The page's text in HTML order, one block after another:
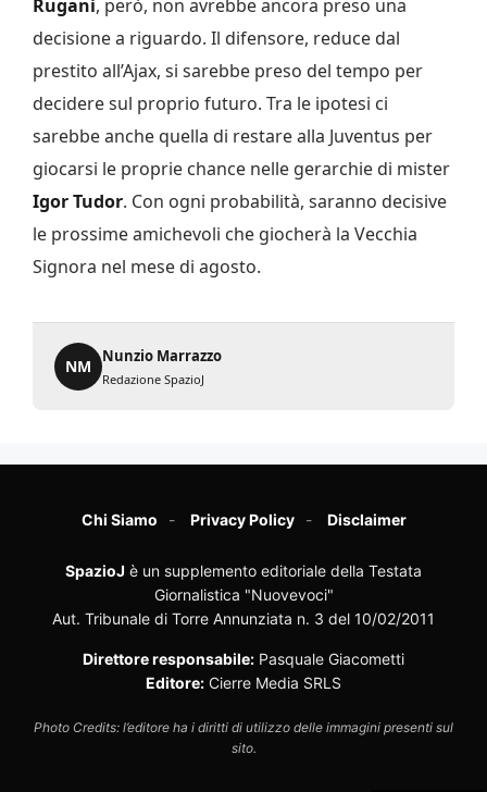
Rugani, però, non avrebbe ancora preso una
decisione a riguardo. Il difensore, reduce dal
prestito all’Ajax, si sarebbe preso del tempo per
decidere sul proprio futuro. Tra le ipotesi ci
sarebbe anche quella di restare alla Juventus per
giocarsi le proprie chance nelle gerarchie di mister
Igor Tudor. Con ogni probabilità, saranno decisive
le prossime amichevoli che giocherà la Vecchia
Signora nel mese di agosto.
NM
Nunzio Marrazzo
Redazione SpazioJ
Chi Siamo Privacy Policy Disclaimer
SpazioJ è un supplemento editoriale della Testata
Giornalistica "Nuovevoci"
Aut. Tribunale di Torre Annunziata n. 3 del 10/02/2011
Direttore responsabile: Pasquale Giacometti
Editore: Cierre Media SRLS
Photo Credits: l’editore ha i diritti di utilizzo delle immagini presenti sul
sito.